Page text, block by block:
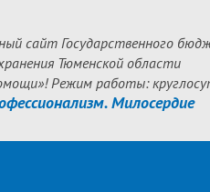
сайт Государственного
Тюменской области
Режим работы:
Милосердие